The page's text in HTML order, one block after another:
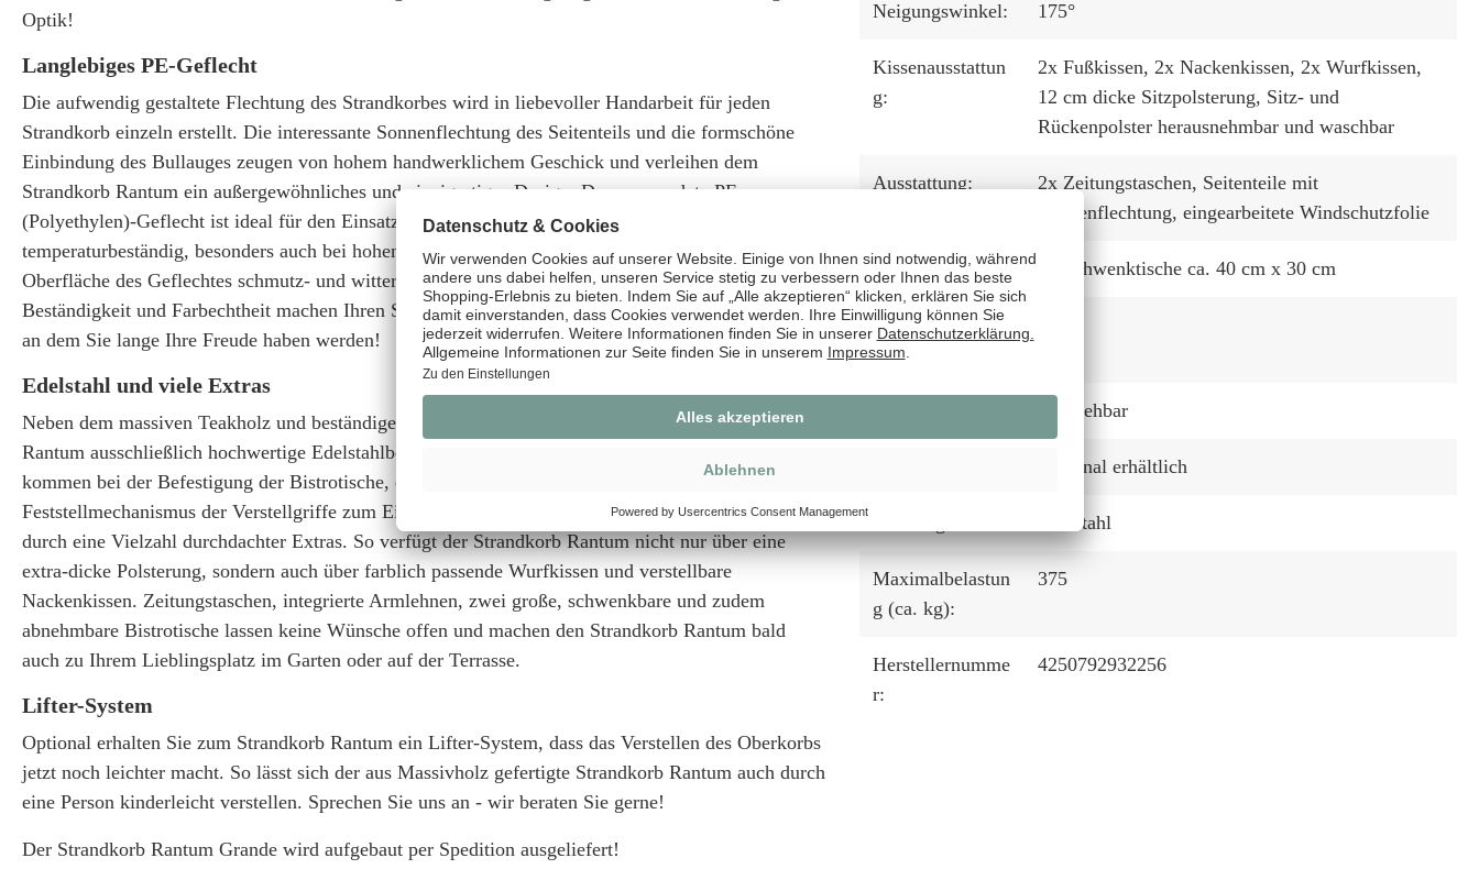
Optik!
Langlebiges PE-Geflecht
Die aufwendig gestaltete Flechtung des Strandkorbes wird in liebevoller Handarbeit für jeden
Strandkorb einzeln erstellt. Die interessante Sonnenflechtung des Seitenteils und die formschöne
Einbindung des Bullauges zeugen von hohem handwerklichem Geschick und verleihen dem
Strandkorb Rantum ein außergewöhnliches und einzigartiges Design. Das verwendete PE
(Polyethylen)-Geflecht ist ideal für den Einsatz im Freien, denn es ist robust und
temperaturbeständig, besonders auch bei hohen Temperaturschwankungen. Zudem ist die glatte
Oberfläche des Geflechtes schmutz- und witterungsabweisend. Weitere Vorteile wie UV-
Beständigkeit und Farbechtheit machen Ihren Strandkorb Rantum zu einem langjährigen Begleiter,
an dem Sie lange Ihre Freude haben werden!
Edelstahl und viele Extras
Neben dem massiven Teakholz und beständigen PE-Geflecht verwenden wir für unseren Strandkorb
Rantum ausschließlich hochwertige Edelstahlbeschläge aus V2A-Edelstahl. Diese Beschläge
kommen bei der Befestigung der Bistrotische, der Verstärkung der unteren Ecken und beim
Feststellmechanismus der Verstellgriffe zum Einsatz. Komplettiert wird der Strandkorb Rantum
durch eine Vielzahl durchdachter Extras. So verfügt der Strandkorb Rantum nicht nur über eine
extra-dicke Polsterung, sondern auch über farblich passende Wurfkissen und verstellbare
Nackenkissen. Zeitungstaschen, integrierte Armlehnen, zwei große, schwenkbare und zudem
abnehmbare Bistrotische lassen keine Wünsche offen und machen den Strandkorb Rantum bald
auch zu Ihrem Lieblingsplatz im Garten oder auf der Terrasse.
Lifter-System
Optional erhalten Sie zum Strandkorb Rantum ein Lifter-System, dass das Verstellen des Oberkorbs
jetzt noch leichter macht. So lässt sich der aus Massivholz gefertigte Strandkorb Rantum auch durch
eine Person kinderleicht verstellen. Sprechen Sie uns an - wir beraten Sie gerne!
Der Strandkorb Rantum Grande wird aufgebaut per Spedition ausgeliefert!
Neigungswinkel: 175°
Kissenausstattun
g:
2x Fußkissen, 2x Nackenkissen, 2x Wurfkissen,
12 cm dicke Sitzpolsterung, Sitz- und
Rückenpolster herausnehmbar und waschbar
Ausstattung: 2x Zeitungstaschen, Seitenteile mit
Sonnenflechtung, eingearbeitete Windschutzfolie
Tisch: 2x Schwenktische ca. 40 cm x 30 cm
Staufach unter
der Sitzbank:
Ausziehbar
Optional erhältlich
Edelstahl
Maximalbelastun
g (ca. kg):
375
Herstellernumme
r:
4250792932256